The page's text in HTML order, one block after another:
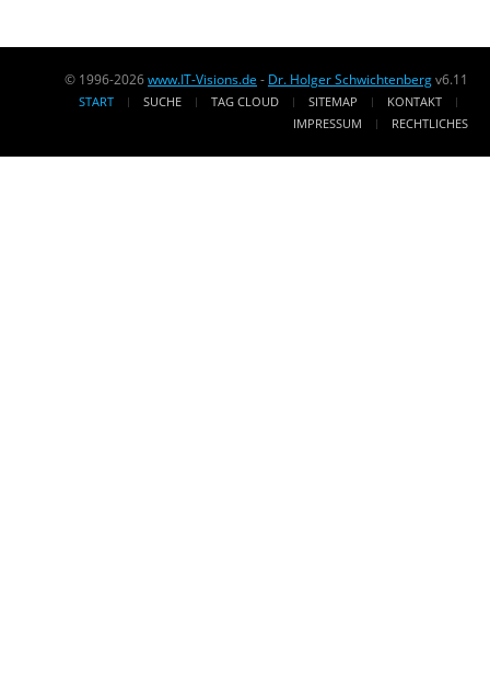
© 1996-2026www.IT-Visions.de - Dr. Holger Schwichtenbergv6.11
START SUCHE TAG CLOUD SITEMAP
KONTAKT
IMPRESSUM
RECHTLICHES